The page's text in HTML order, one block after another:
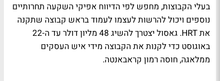
בעלי הקבוצות, מחפש לפי הדיווח אפיקי השקעה תחרותיים
נוספים ויכול להרשות לעצמו לעמוד בראש קבוצה שתקנה
את HRT. גאסול יצטרך להשיג 48 מליון דולר עד ה-22
באוגוסט כדי לקנות את הקבוצה מידי איש העסקים
ממלאגה, חוסה רמון קראבאנטה.